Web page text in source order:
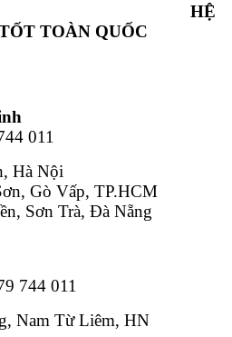
HỆ
TOÀN QUỐC
Nội
Chí Minh
011
Ba Đình, Hà Nội
Gò Vấp, TP.HCM
Trà, Đà Nẵng
744 011
Nam Từ Liêm, HN